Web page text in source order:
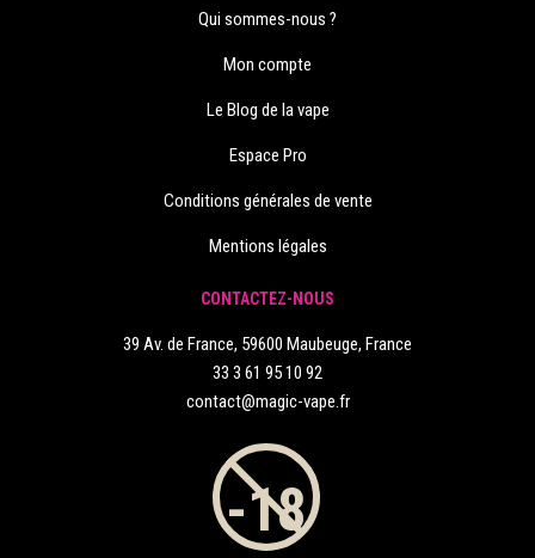
Qui sommes-nous ?
Mon compte
Le Blog de la vape
Espace Pro
Conditions générales de vente
Mentions légales
CONTACTEZ-NOUS
39 Av. de France, 59600 Maubeuge, France
33 3 61 95 10 92
contact@magic-vape.fr